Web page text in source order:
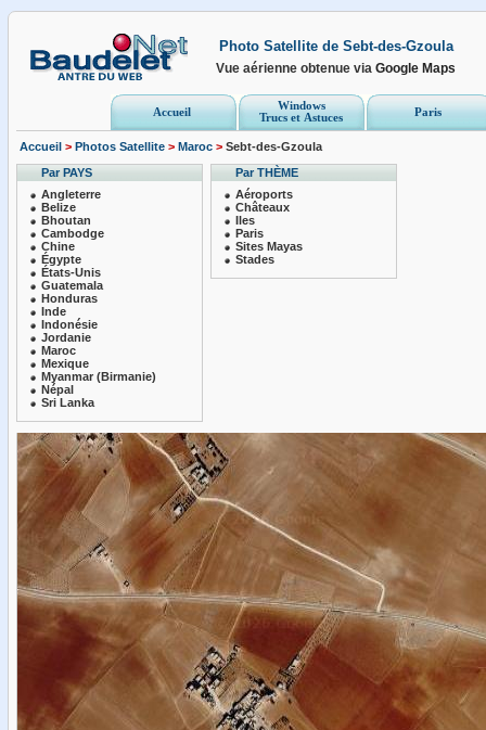
Photo Satellite de Sebt-des-Gzoula
Vue aérienne obtenue viaGoogle Maps
Accueil
Windows
Trucs et Astuces
Paris
Accueil > Photos Satellite > Maroc > Sebt-des-Gzoula
Par PAYS
Angleterre
Belize
Bhoutan
Cambodge
Chine
Égypte
États-Unis
Guatemala
Honduras
Inde
Indonésie
Jordanie
Maroc
Mexique
Myanmar (Birmanie)
Népal
Sri Lanka
Par THÈME
Aéroports
Châteaux
Iles
Paris
Sites Mayas
Stades